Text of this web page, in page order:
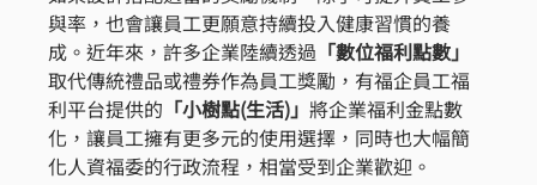
與率，也會讓員工更願意持續投入健康習慣的養
成。近年來，許多企業陸續透過 「數位福利點數」
取代傳統禮品或禮券作為員工獎勵，有福企員工福
利平台提供的 「小樹點(生活)」將企業福利金點數
化，讓員工擁有更多元的使用選擇，同時也大幅簡
化人資福委的行政流程，相當受到企業歡迎。